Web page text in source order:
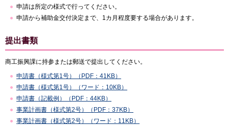
申請は所定の様式で行ってください。
申請から補助金交付決定まで、1カ月程度要する場合があります。
提出書類
商工振興課に持参または郵送で提出してください。
申請書（様式第1号）（PDF：41KB）
申請書（様式第1号）（ワード：10KB）
申請書（記載例）（PDF：44KB）
事業計画書（様式第2号）（PDF：37KB）
事業計画書（様式第2号）（ワード：11KB）